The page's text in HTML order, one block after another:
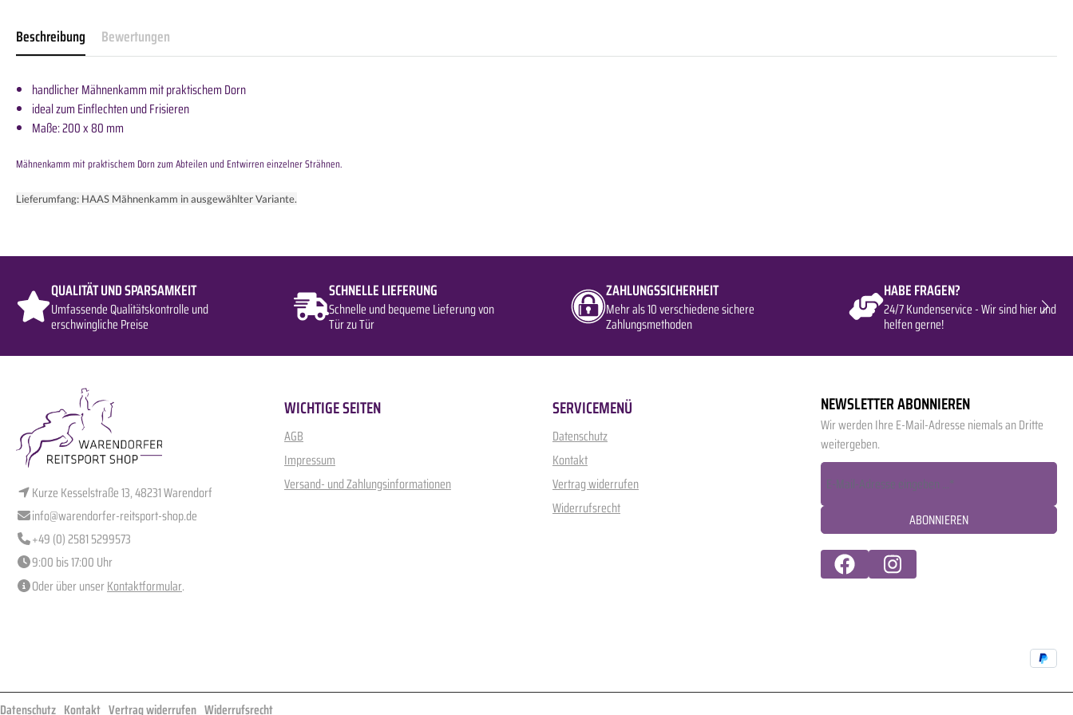
Beschreibung Bewertungen
handlicher Mähnenkamm mit praktischem Dorn
ideal zum Einflechten und Frisieren
Maße: 200 x 80 mm
Mähnenkamm mit praktischem Dorn zum Abteilen und Entwirren einzelner Strähnen.
Lieferumfang: HAAS Mähnenkamm in ausgewählter Variante.
QUALITÄT UND SPARSAMKEIT
Umfassende Qualitätskontrolle und
erschwingliche Preise
SCHNELLE LIEFERUNG
Schnelle und bequeme Lieferung von
Tür zu Tür
ZAHLUNGSSICHERHEIT
Mehr als 10 verschiedene sichere
Zahlungsmethoden
HABE FRAGEN?
24/7 Kundenservice - Wir sind hier und
helfen gerne!
Kurze Kesselstraße 13, 48231 Warendorf
info@warendorfer-reitsport-shop.de
+49 (0) 2581 5299573
9:00 bis 17:00 Uhr
Oder über unserKontaktformular.
WICHTIGE SEITEN
AGB
Impressum
Versand- und Zahlungsinformationen
SERVICEMENÜ
Datenschutz
Kontakt
Vertrag widerrufen
Widerrufsrecht
NEWSLETTER ABONNIEREN
Wir werden Ihre E-Mail-Adresse niemals an Dritte
weitergeben.
ABONNIEREN
Datenschutz Kontakt Vertrag widerrufen Widerrufsrecht